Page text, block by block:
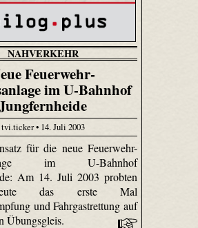
NAHVERKEHR
Feuerwehr-
im U-Bahnhof
tvi.ticker • 14. Juli 2003
für die neue Feuerwehr-
im U-Bahnhof
Am 14. Juli 2003 probten
das erste Mal
und Fahrgastrettung auf
Übungsgleis.